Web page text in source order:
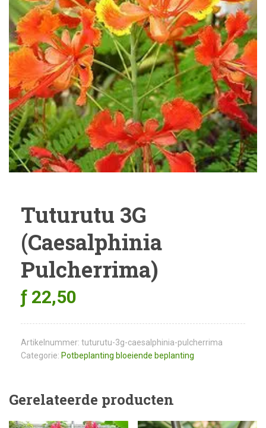
Tuturutu 3G
(Caesalphinia
Pulcherrima)
ƒ 22,50
Artikelnummer: tuturutu-3g-caesalphinia-pulcherrima
Categorie: Potbeplanting bloeiende beplanting
Gerelateerde producten